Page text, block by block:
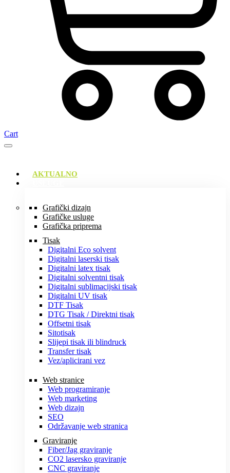
Cart
AKTUALNO
Grafički dizajn
Grafičke usluge
Grafička priprema
Tisak
Digitalni Eco solvent
Digitalni laserski tisak
Digitalni latex tisak
Digitalni solventni tisak
Digitalni sublimacijski tisak
Digitalni UV tisak
DTF Tisak
DTG Tisak / Direktni tisak
Offsetni tisak
Sitotisak
Slijepi tisak ili blindruck
Transfer tisak
Vez/aplicirani vez
Web stranice
Web programiranje
Web marketing
Web dizajn
SEO
Održavanje web stranica
Graviranje
Fiber/Jag graviranje
CO2 lasersko graviranje
CNC graviranje